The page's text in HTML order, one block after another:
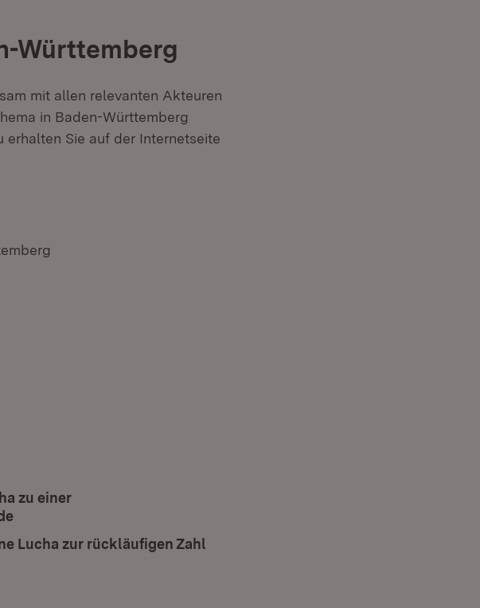
Württemberg
mit allen relevanten Akteuren
in Baden-Württemberg
Sie auf der Internetseite
zu einer
Lucha zur rückläufigen Zahl